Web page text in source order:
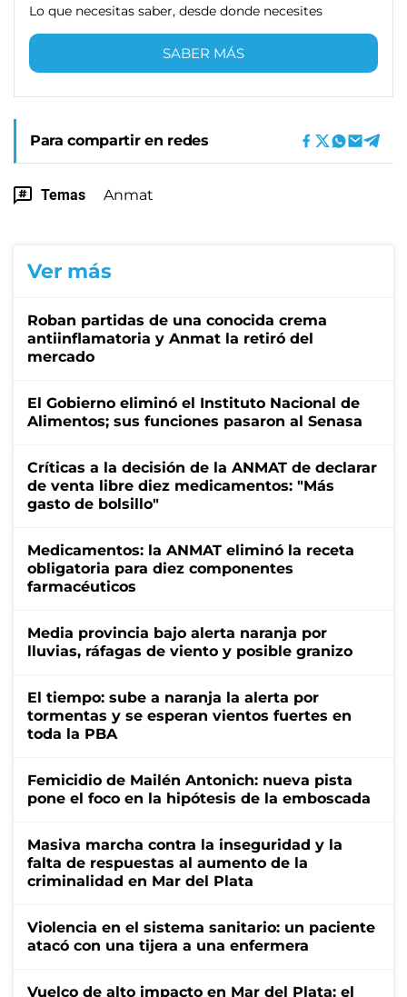
Lo que necesitas saber, desde donde necesites
SABER MÁS
Para compartir en redes
Temas Anmat
Ver más
Roban partidas de una conocida crema
antiinflamatoria y Anmat la retiró del
mercado
El Gobierno eliminó el Instituto Nacional de
Alimentos; sus funciones pasaron al Senasa
Críticas a la decisión de la ANMAT de declarar
de venta libre diez medicamentos: "Más
gasto de bolsillo"
Medicamentos: la ANMAT eliminó la receta
obligatoria para diez componentes
farmacéuticos
Media provincia bajo alerta naranja por
lluvias, ráfagas de viento y posible granizo
El tiempo: sube a naranja la alerta por
tormentas y se esperan vientos fuertes en
toda la PBA
Femicidio de Mailén Antonich: nueva pista
pone el foco en la hipótesis de la emboscada
Masiva marcha contra la inseguridad y la
falta de respuestas al aumento de la
criminalidad en Mar del Plata
Violencia en el sistema sanitario: un paciente
atacó con una tijera a una enfermera
Vuelco de alto impacto en Mar del Plata: el